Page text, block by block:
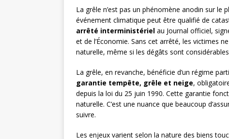
La grêle n’est pas un phénomène anodin sur le
événement climatique peut être qualifié de
arrêté interministériel au Journal officiel,
et de l’Économie. Sans cet arrêté, les victimes
naturelle, même si les dégâts sont
La grêle, en revanche, bénéficie d’un régime
garantie tempête, grêle et neige,
depuis la loi du 25 juin 1990. Cette garantie
naturelle. C’est une nuance que beaucoup
suivre.
Les enjeux varient selon la nature des biens